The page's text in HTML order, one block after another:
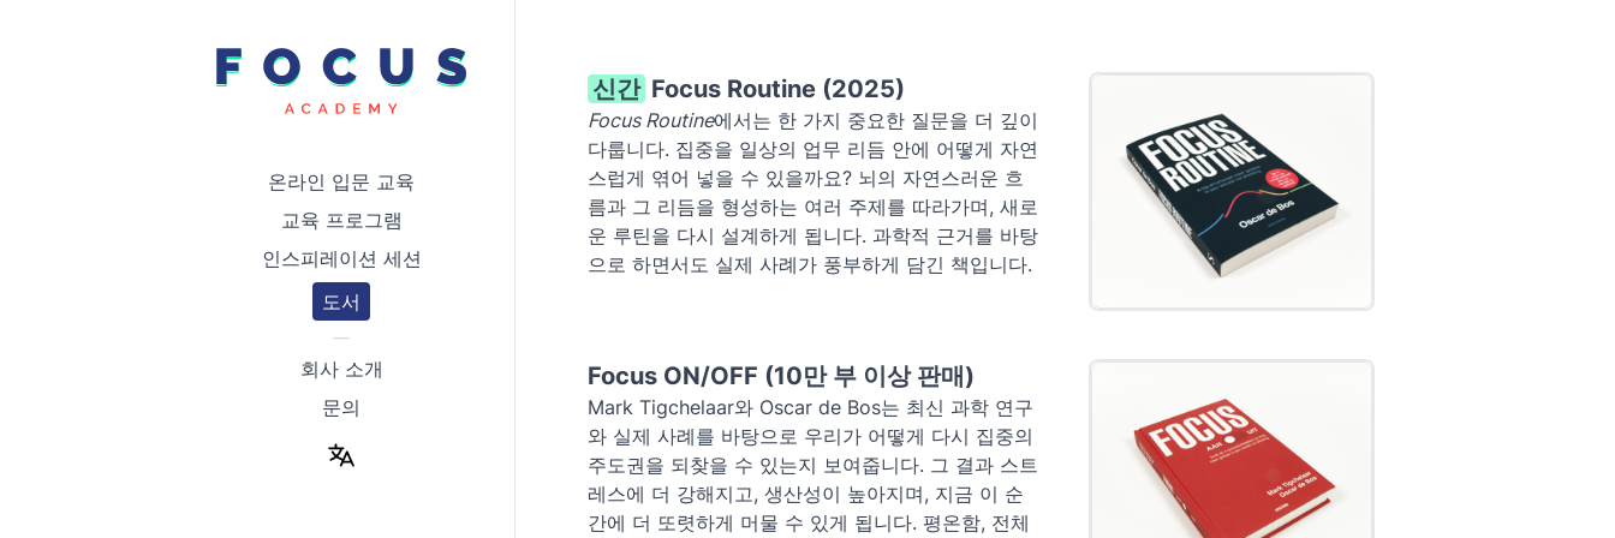
온라인 입문 교육
교육 프로그램
인스피레이션 세션
도서
—
회사 소개
문의
신간 Focus Routine (2025)
Focus Routine에서는 한 가지 중요한 질문을 더 깊이
다룹니다. 집중을 일상의 업무 리듬 안에 어떻게 자연
스럽게 엮어 넣을 수 있을까요? 뇌의 자연스러운 흐
름과 그 리듬을 형성하는 여러 주제를 따라가며, 새로
운 루틴을 다시 설계하게 됩니다. 과학적 근거를 바탕
으로 하면서도 실제 사례가 풍부하게 담긴 책입니다.
Focus ON/OFF (10만 부 이상 판매)
Mark Tigchelaar와 Oscar de Bos는 최신 과학 연구
와 실제 사례를 바탕으로 우리가 어떻게 다시 집중의
주도권을 되찾을 수 있는지 보여줍니다. 그 결과 스트
레스에 더 강해지고, 생산성이 높아지며, 지금 이 순
간에 더 또렷하게 머물 수 있게 됩니다. 평온함, 전체